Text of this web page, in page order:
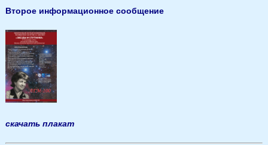
Второе информационное сообщение
скачать плакат